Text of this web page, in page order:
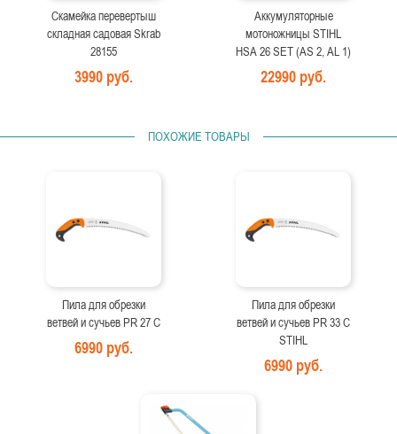
Скамейка перевертыш
складная садовая Skrab
28155
3990 руб.
Аккумуляторные
мотоножницы STIHL
HSA 26 SET (AS 2, AL 1)
22990 руб.
ПОХОЖИЕ ТОВАРЫ
Пила для обрезки
ветвей и сучьев PR 27 C
6990 руб.
Пила для обрезки
ветвей и сучьев PR 33 C
STIHL
6990 руб.